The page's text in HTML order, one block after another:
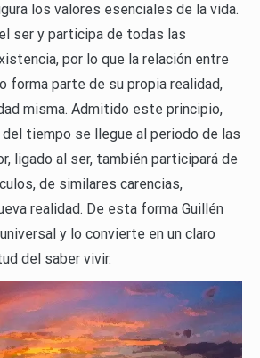
los valores esenciales de la vida.
ser y participa de todas las
por lo que la relación entre
forma parte de su propia realidad,
misma. Admitido este principio,
del tiempo se llegue al periodo de las
ligado al ser, también participará de
de similares carencias,
realidad. De esta forma Guillén
y lo convierte en un claro
del saber vivir.